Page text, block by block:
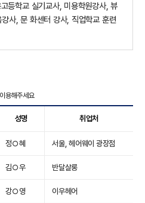
등학교 실기교사, 미용학원강사, 뷰
사, 문 화센터 강사, 직업학교 훈련
성명 취업처
정○혜 서울, 헤어웨이 광장점
김○우 반달살롱
강○영 이우헤어